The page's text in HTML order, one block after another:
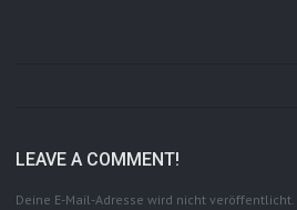
LEAVE A COMMENT!
Deine E-Mail-Adresse wird nicht veröffentlicht.